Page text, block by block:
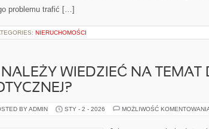
problemu trafić […]
NIERUCHOMOŚCI
WIEDZIEĆ NA TEMAT
BY ADMIN STY - 2 - 2026 MOŻLIWOŚĆ